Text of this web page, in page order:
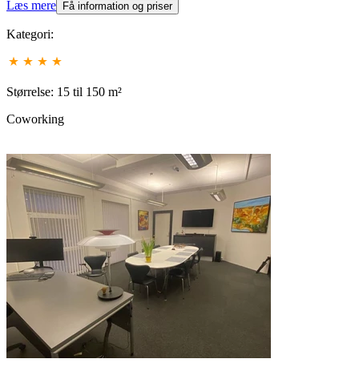
Læs mere
Få information og priser
Kategori:
Størrelse: 15 til 150 m²
Coworking